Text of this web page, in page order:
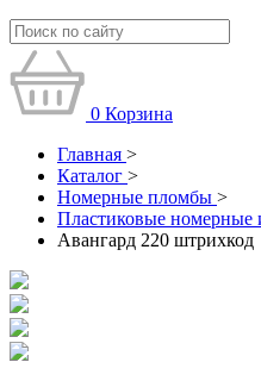
0 Корзина
Главная >
Каталог >
Номерные пломбы >
Пластиковые
Авангард 220 штрихкод